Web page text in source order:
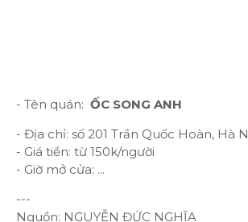
- Tên quán: ỐC SONG ANH
- Địa chỉ: số 201 Trần Quốc Hoàn, Hà
- Giá tiền: từ 150k/người
- Giờ mở cửa: ...
---
Nguồn: NGUYỄN ĐỨC NGHĨA